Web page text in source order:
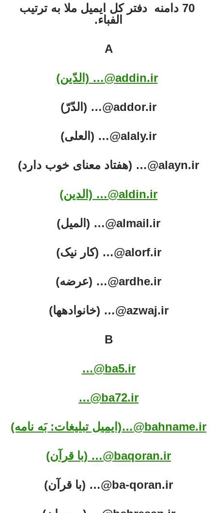
70 دامنه دفتر کل ایمیل ملا به ترتیب
الفباء.
A
addin.ir@… (الدّین)
addor.ir@… (الدّرّ)
alaly.ir@… (العلی)
alayn.ir@… (هفتاد معنای خوب دارد)
aldin.ir@… (الدین)
almail.ir@… (المیل)
alorf.ir@… (کار نیک)
ardhe.ir@… (عرضه)
azwaj.ir@… (خانواده‏ها)
B
ba5.ir@…
ba72.ir@…
bahname.ir@…(ایمیل تبلیغات: بَه نامه)
baqoran.ir@… (با قرآن)
ba-qoran.ir@… (با قرآن)